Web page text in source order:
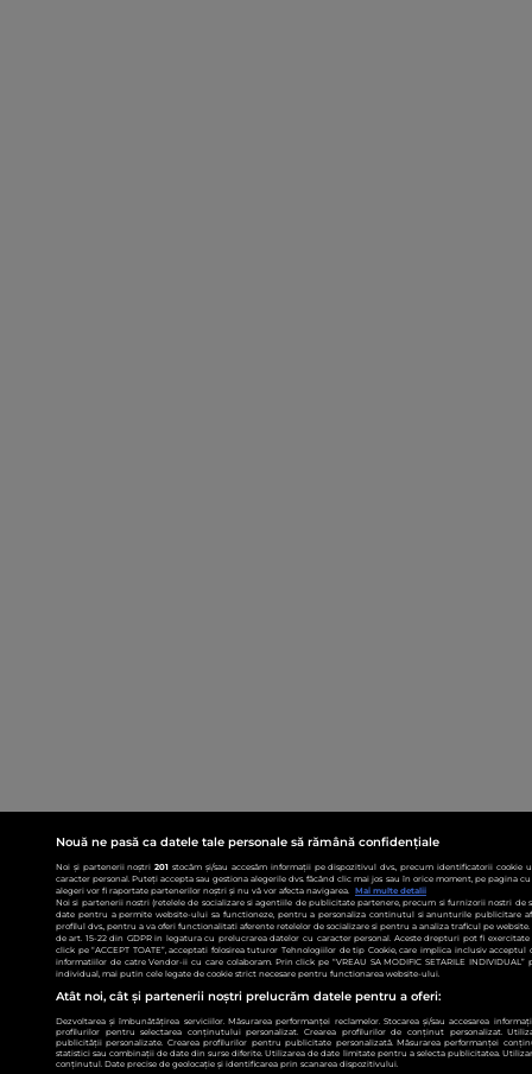
Nouă ne pasă ca datele tale personale să rămână confidențiale
Noi și partenerii noștri201 stocăm și/sau accesăm informații pe dispozitivul dvs., precum identificatorii
caracter personal. Puteți accepta sau gestiona alegerile dvs. făcând clic mai jos sau în orice moment, pe pagina
alegeri vor fi raportate partenerilor noștri și nu vă vor afecta navigarea.
Mai multe detalii
Noi si partenerii nostri (retelele de socializare si agentiile de publicitate partenere, precum si furnizorii nostri de
date pentru a permite website-ului sa functioneze, pentru a personaliza continutul si anunturile publicitare
profilul dvs., pentru a va oferi functionalitati aferente retelelor de socializare si pentru a analiza traficul pe
de art. 15-22 din GDPR in legatura cu prelucrarea datelor cu caracter personal. Aceste drepturi pot fi
click pe “ACCEPT TOATE”, acceptati folosirea tuturor Tehnologiilor de tip Cookie, care implica inclusiv acceptul
informatiilor de catre Vendor-ii cu care colaboram. Prin click pe “VREAU SA MODIFIC SETARILE
individual, mai putin cele legate de cookie strict necesare pentru functionarea website-ului.
Atât noi, cât și partenerii noștri prelucrăm datele pentru a oferi:
Dezvoltarea și îmbunătățirea serviciilor. Măsurarea performanței reclamelor. Stocarea și/sau accesarea
profilurilor pentru selectarea conținutului personalizat. Crearea profilurilor de conținut personalizat.
publicității personalizate. Crearea profilurilor pentru publicitate personalizată. Măsurarea performanței
statistici sau combinații de date din surse diferite. Utilizarea de date limitate pentru a selecta publicitatea.
conținutul. Date precise de geolocație și identificarea prin scanarea dispozitivului.